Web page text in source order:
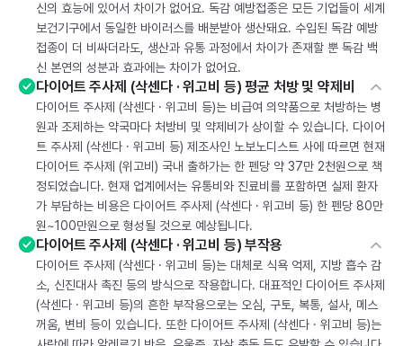
신의 효능에 있어서 차이가 없어요. 독감 예방접종은 모든 기업들이 세계
보건기구에서 동일한 바이러스를 배분받아 생산돼요. 수입된 독감 예방
접종이 더 비싸더라도, 생산과 유통 과정에서 차이가 존재할 뿐 독감 백
신 본연의 성분과 효과에는 차이가 없어요.
다이어트 주사제 (삭센다 · 위고비 등) 평균 처방 및 약제비
다이어트 주사제 (삭센다 · 위고비 등)는 비급여 의약품으로 처방하는 병
원과 조제하는 약국마다 처방비 및 약제비가 상이할 수 있습니다. 다이어
트 주사제 (삭센다 · 위고비 등) 제조사인 노보노디스트 사에 따르면 현재
다이어트 주사제 (위고비) 국내 출하가는 한 펜당 약 37만 2천원으로 책
정되었습니다. 현재 업계에서는 유통비와 진료비를 포함하면 실제 환자
가 부담하는 비용은 다이어트 주사제 (삭센다 · 위고비 등) 한 펜당 80만
원~100만원으로 형성될 것으로 예상됩니다.
다이어트 주사제 (삭센다 · 위고비 등) 부작용
다이어트 주사제 (삭센다 · 위고비 등)는 대체로 식욕 억제, 지방 흡수 감
소, 신진대사 촉진 등의 방식으로 작용합니다. 대표적인 다이어트 주사제
(삭센다 · 위고비 등)의 흔한 부작용으로는 오심, 구토, 복통, 설사, 메스
꺼움, 변비 등이 있습니다. 또한 다이어트 주사제 (삭센다 · 위고비 등)는